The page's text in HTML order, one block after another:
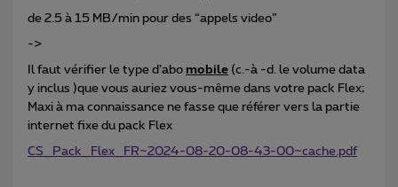
de 2.5 à 15 MB/min pour des “appels video”
->
Il faut vérifier le type d’abo mobile (c.-à -d. le volume data
y inclus )que vous auriez vous-même dans votre pack Flex;
Maxi à ma connaissance ne fasse que référer vers la partie
internet fixe du pack Flex
CS_Pack_Flex_FR~2024-08-20-08-43-00~cache.pdf